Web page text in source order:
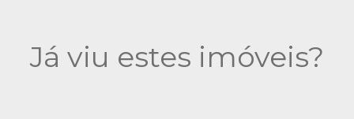
Já viu estes imóveis?